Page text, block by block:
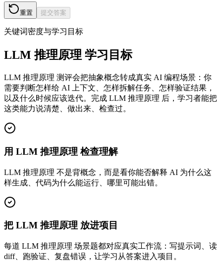
重置 提交答案
关键词密度与学习目标
LLM 推理原理 学习目标
LLM 推理原理 测评会把抽象概念转成真实 AI 编程场景：你
需要判断怎样给 AI 上下文、怎样拆解任务、怎样验证结果，
以及什么时候应该迭代。完成 LLM 推理原理 后，学习者能把
这类能力说清楚、做出来、检查过。
用 LLM 推理原理 检查理解
LLM 推理原理 不是背概念，而是看你能否解释 AI 为什么这
样生成、代码为什么能运行、哪里可能出错。
把 LLM 推理原理 放进项目
每道 LLM 推理原理 场景题都对应真实工作流：写提示词、读
diff、跑验证、复盘错误，让学习从答案进入项目。